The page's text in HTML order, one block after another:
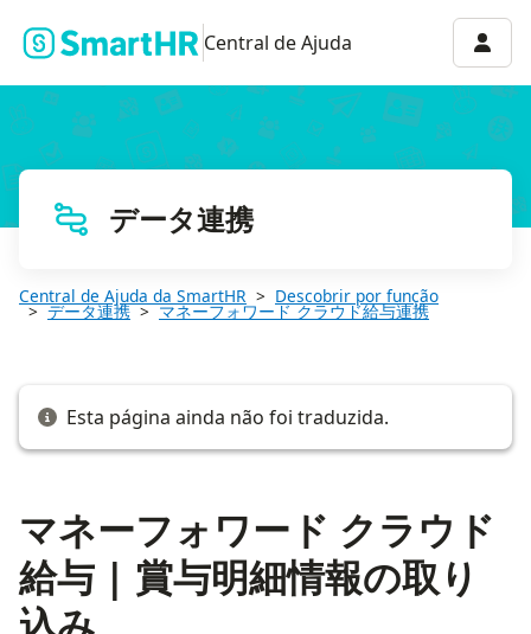
Central de Ajuda
データ連携
Central de Ajuda da SmartHR Descobrir por função
データ連携 マネーフォワード クラウド給与連携
Esta página ainda não foi traduzida.
マネーフォワード クラウド
給与 | 賞与明細情報の取り